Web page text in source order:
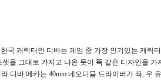
국 캐릭터인 디바는 게임 중 가장 인기있는 캐릭
셋을 그대로 가지고 나온 듯이 똑 같은 디자인을 가
디바 메카는 40mm네오디뮴 드라이버가 좌, 우